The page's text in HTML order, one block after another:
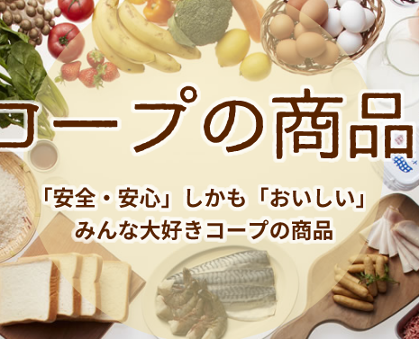
事業連合施設一覧
あゆみ
セキュリティ方針・環境活動方針
行動規範
内部統制
ソーシャ
商品検査センターやコープの品質管
福島第一原子力発電所の事故と東
節減対象農薬（米）
商品情報検索
商品検査センター
フードバンク/エコセンター
声をカタチに/活動報告書